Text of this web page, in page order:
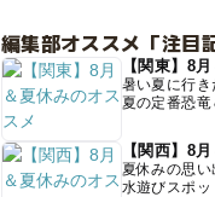
編集部オススメ「注目
【関東】8
暑い夏に行
夏の定番恐竜
【関西】8
夏休みの思
水遊びスポ